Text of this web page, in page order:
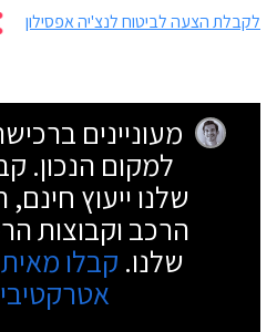
לקבלת הצעה לביטוח לנצ'יה אפסילון
מעוניינים
למקום הנכון.
שלנו ייעוץ
הרכב וקבוצות
שלנו. קבלו